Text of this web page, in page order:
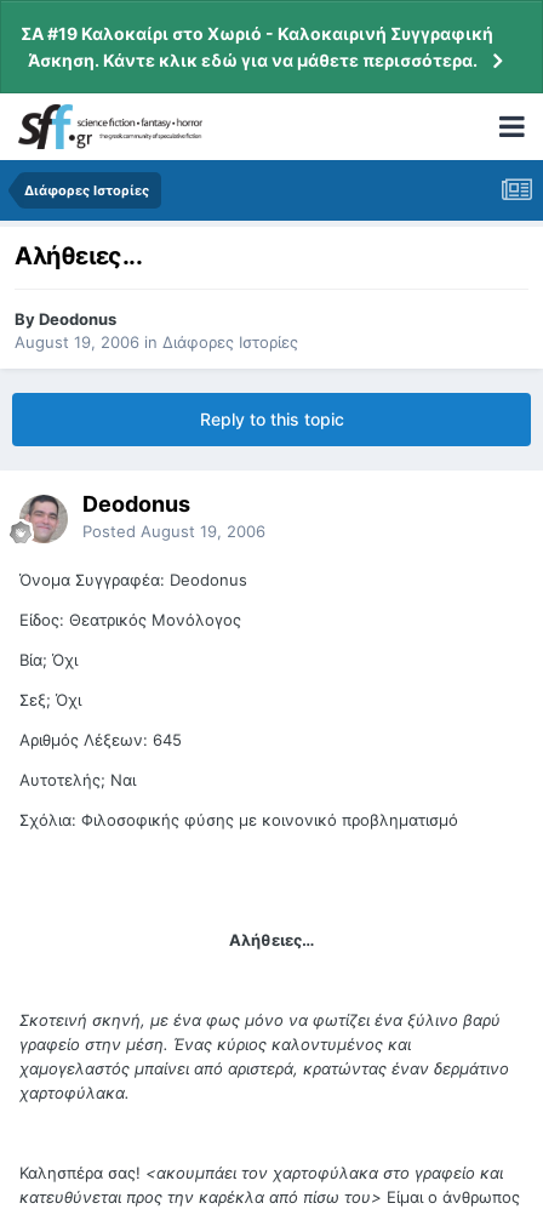
ΣΑ #19 Καλοκαίρι στο Χωριό - Καλοκαιρινή Συγγραφική
Άσκηση. Κάντε κλικ εδώ για να μάθετε περισσότερα.
Διάφορες Ιστορίες
Αλήθειες...
ByDeodonus
August 19, 2006 in Διάφορες Ιστορίες
Reply to this topic
Deodonus
Posted August 19, 2006
Όνομα Συγγραφέα: Deodonus
Είδος: Θεατρικός Μονόλογος
Βία; Όχι
Σεξ; Όχι
Αριθμός Λέξεων: 645
Αυτοτελής; Ναι
Σχόλια: Φιλοσοφικής φύσης με κοινονικό προβληματισμό
Αλήθειες…
Σκοτεινή σκηνή, με ένα φως μόνο να φωτίζει ένα ξύλινο βαρύ
γραφείο στην μέση. Ένας κύριος καλοντυμένος και
χαμογελαστός μπαίνει από αριστερά, κρατώντας έναν δερμάτινο
χαρτοφύλακα.
Καλησπέρα σας! <ακουμπάει τον χαρτοφύλακα στο γραφείο και
κατευθύνεται προς την καρέκλα από πίσω του> Είμαι ο άνθρωπος